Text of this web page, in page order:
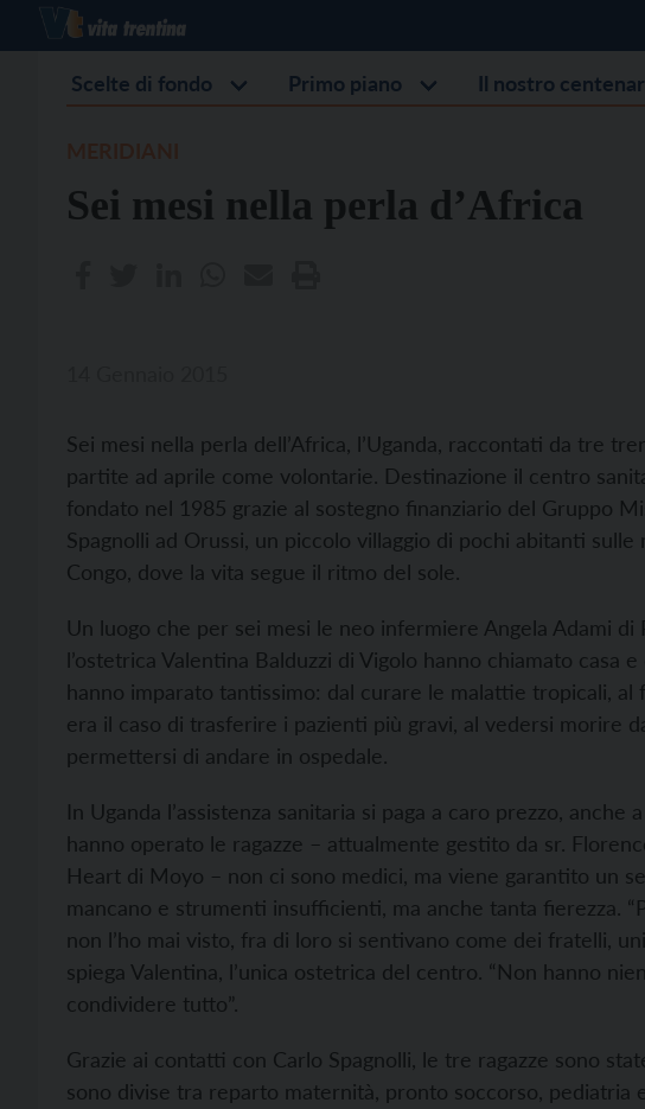
Scelte di fondo Primo piano Il nostro
Sei mesi nella perla d’Africa
Sei mesi nella perla dell’Africa, l’Uganda, raccontati da tre
partite ad aprile come volontarie. Destinazione il centro
fondato nel 1985 grazie al sostegno finanziario del Gruppo
Spagnolli ad Orussi, un piccolo villaggio di pochi abitanti
Congo, dove la vita segue il ritmo del sole.
Un luogo che per sei mesi le neo infermiere Angela Adami di
l’ostetrica Valentina Balduzzi di Vigolo hanno chiamato casa
hanno imparato tantissimo: dal curare le malattie tropicali, al
era il caso di trasferire i pazienti più gravi, al vedersi morire
permettersi di andare in ospedale.
In Uganda l’assistenza sanitaria si paga a caro prezzo,
hanno operato le ragazze – attualmente gestito da sr.
Heart di Moyo – non ci sono medici, ma viene garantito un
mancano e strumenti insufficienti, ma anche tanta fierezza.
non l’ho mai visto, fra di loro si sentivano come dei fratelli,
spiega Valentina, l’unica ostetrica del centro. “Non hanno
condividere tutto”.
Grazie ai contatti con Carlo Spagnolli, le tre ragazze sono
sono divise tra reparto maternità, pronto soccorso, pediatria